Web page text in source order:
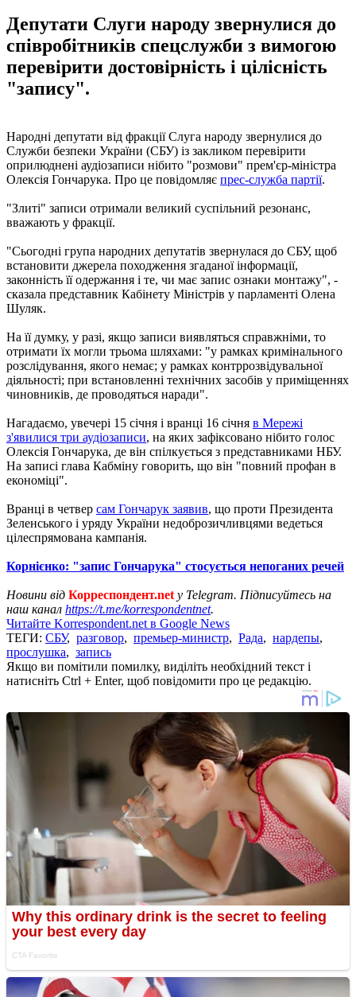
Депутати Слуги народу звернулися до
співробітників спецслужби з вимогою
перевірити достовірність і цілісність
"запису".
Народні депутати від фракції Слуга народу звернулися до
Служби безпеки України (СБУ) із закликом перевірити
оприлюднені аудіозаписи нібито "розмови" прем'єр-міністра
Олексія Гончарука. Про це повідомляє прес-служба партії.
"Злиті" записи отримали великий суспільний резонанс,
вважають у фракції.
"Сьогодні група народних депутатів звернулася до СБУ, щоб
встановити джерела походження згаданої інформації,
законність її одержання і те, чи має запис ознаки монтажу", -
сказала представник Кабінету Міністрів у парламенті Олена
Шуляк.
На її думку, у разі, якщо записи виявляться справжніми, то
отримати їх могли трьома шляхами: "у рамках кримінального
розслідування, якого немає; у рамках контррозвідувальної
діяльності; при встановленні технічних засобів у приміщеннях
чиновників, де проводяться наради".
Нагадаємо, увечері 15 січня і вранці 16 січня в Мережі
з'явилися три аудіозаписи, на яких зафіксовано нібито голос
Олексія Гончарука, де він спілкується з представниками НБУ.
На записі глава Кабміну говорить, що він "повний профан в
економіці".
Вранці в четвер сам Гончарук заявив, що проти Президента
Зеленського і уряду України недоброзичливцями ведеться
цілеспрямована кампанія.
Корнієнко: "запис Гончарука" стосується непоганих речей
Новини від Корреспондент.net у Telegram. Підписуйтесь на
наш канал https://t.me/korrespondentnet.
Читайте Korrespondent.net в Google News
ТЕГИ: СБУ, разговор, премьер-министр, Рада, нардепы,
прослушка, запись
Якщо ви помітили помилку, виділіть необхідний текст і
натисніть Ctrl + Enter, щоб повідомити про це редакцію.